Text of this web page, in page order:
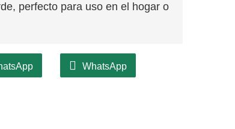
perfecto para uso en el hogar o
WhatsApp